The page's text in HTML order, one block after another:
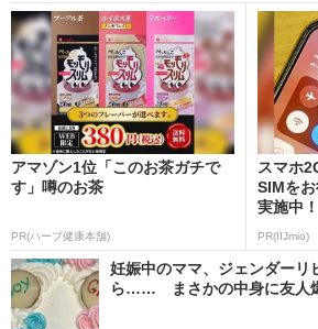
アマゾン1位「このお茶ガチで
す」噂のお茶
PR(ハーブ健康本舗)
スマホ
SIMを
実施中！
PR(IIJmio)
妊娠中のママ、ジェンダーリ
ら…… まさかの中身に友人